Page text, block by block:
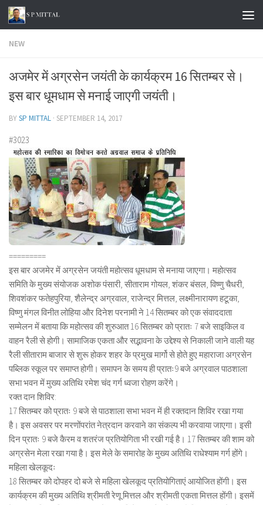
Skip to content
NEW
अजमेर में अग्रसेन जयंती के कार्यक्रम 16 सितम्बर से।
इस बार धूमधाम से मनाई जाएगी जयंती।
BYSP MITTAL · SEPTEMBER 14, 2017
#3023
=========
इस बार अजमेर में अग्रसेन जयंती महोत्सव धूमधाम से मनाया जाएगा। महोत्सव
समिति के मुख्य संयोजक अशोक पंसारी, सीताराम गोयल, शंकर बंसल, विष्णु चैधरी,
शिवशंकर फतेहपुरिया, शैलेन्द्र अग्रवाल, राजेन्द्र मित्तल, लक्ष्मीनारायण हटूका,
विष्णु मंगल विनीत लोहिया और दिनेश परनामी ने 14 सितम्बर को एक संवाददाता
सम्मेलन में बताया कि महोत्सव की शुरुआत 16 सितम्बर को प्रातः 7 बजे साइकिल व
वाहन रैली से होगी। सामाजिक एकता और सद्भावना के उद्देश्य से निकाली जाने वाली यह
रैली सीताराम बाजार से शुरू होकर शहर के प्रमुख मार्गो से होते हुए महाराजा अग्रसेन
पब्लिक स्कूल पर समाप्त होगी। समापन के समय ही प्रातः9 बजे अग्रवाल पाठशाला
सभा भवन में मुख्य अतिथि रमेश चंद गर्ग ध्वजा रोहण करेंगे।
रक्त दान शिविर:
17 सितम्बर को प्रातः 9 बजे से पाठशाला सभा भवन में ही रक्तदान शिविर रखा गया
है। इस अवसर पर मरणोंपरांत नेत्रदान करवाने का संकल्प भी करवाया जाएगा। इसी
दिन प्रातः 9 बजे कैरम व शतरंज प्रतियोगिता भी रखी गई है। 17 सितम्बर की शाम को
अग्रसेन मेला रखा गया है। इस मेले के समारोह के मुख्य अतिथि राधेश्याम गर्ग होंगे।
महिला खेलकूदः
18 सितम्बर को दोपहर दो बजे से महिला खेलकूद प्रतियोगिताएं आयोजित होंगी। इस
कार्यक्रम की मुख्य अतिथि श्रीमती रेणू मित्तल और श्रीमती एकता मित्तल होंगी। इसमें